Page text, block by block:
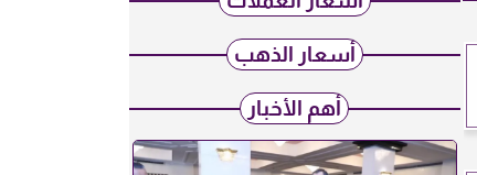
أسعار الذهب
أهم الأخبار